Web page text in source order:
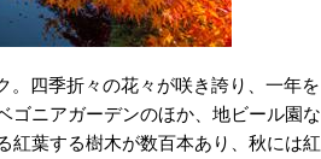
。四季折々の花々が咲き誇り、一年を
ゴニアガーデンのほか、地ビール園な
紅葉する樹木が数百本あり、秋には紅